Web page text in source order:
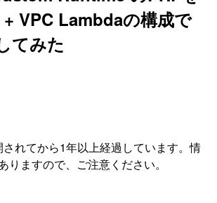
VPC Lambdaの構成で
てみた
されてから1年以上経過しています。情
りますので、ご注意ください。